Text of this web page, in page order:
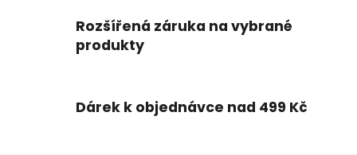
p
Rozšířená záruka na vybrané
produkty
Dárek k objednávce nad 499 Kč